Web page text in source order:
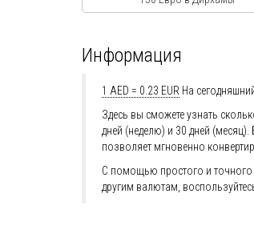
Информация
1 AED = 0.23 EUR На
Здесь вы сможете узнать
дней (неделю) и 30 дней
позволяет мгновенно
С помощью простого и точного
другим валютам,